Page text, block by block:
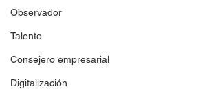
Observador
Talento
Consejero empresarial
Digitalización